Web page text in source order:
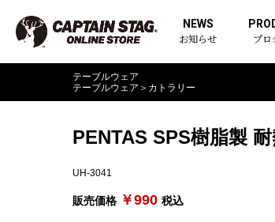
NEWS
お知らせ プロ
テーブルウェア
テーブルウェア ＞ カトラリー
PENTAS SPS樹脂製
UH-3041
販売価格 ￥990 税込